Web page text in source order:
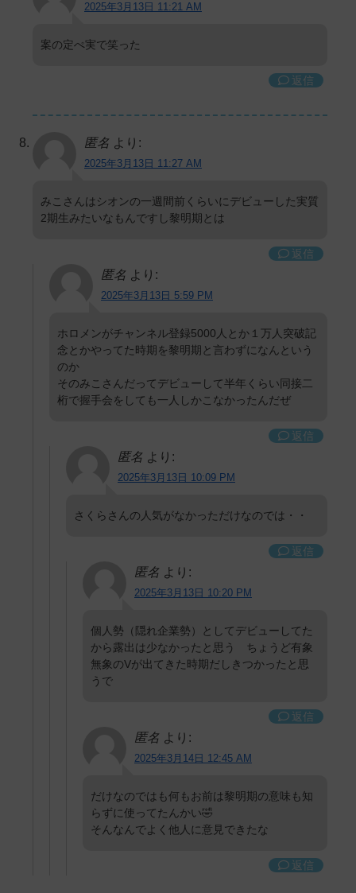
2025年3月13日 11:21 AM
案の定ぺ実で笑った
返信
匿名 より:
2025年3月13日 11:27 AM
みこさんはシオンの一週間前くらいにデビューした実質
2期生みたいなもんですし黎明期とは
返信
匿名 より:
2025年3月13日 5:59 PM
ホロメンがチャンネル登録5000人とか１万人突破記
念とかやってた時期を黎明期と言わずになんという
のか
そのみこさんだってデビューして半年くらい同接二
桁で握手会をしても一人しかこなかったんだぜ
返信
匿名 より:
2025年3月13日 10:09 PM
さくらさんの人気がなかっただけなのでは・・
返信
匿名 より:
2025年3月13日 10:20 PM
個人勢（隠れ企業勢）としてデビューしてた
から露出は少なかったと思う ちょうど有象
無象のVが出てきた時期だしきつかったと思
うで
返信
匿名 より:
2025年3月14日 12:45 AM
だけなのではも何もお前は黎明期の意味も知
らずに使ってたんかい🤣
そんなんでよく他人に意見できたな
返信